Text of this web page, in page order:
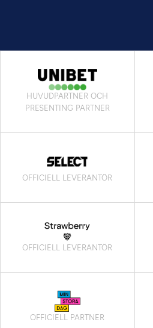
HUVUDPARTNER OCH
PRESENTING PARTNER
OFFICIELL LEVERANTÖR
OFFICIELL LEVERANTÖR
OFFICIELL PARTNER